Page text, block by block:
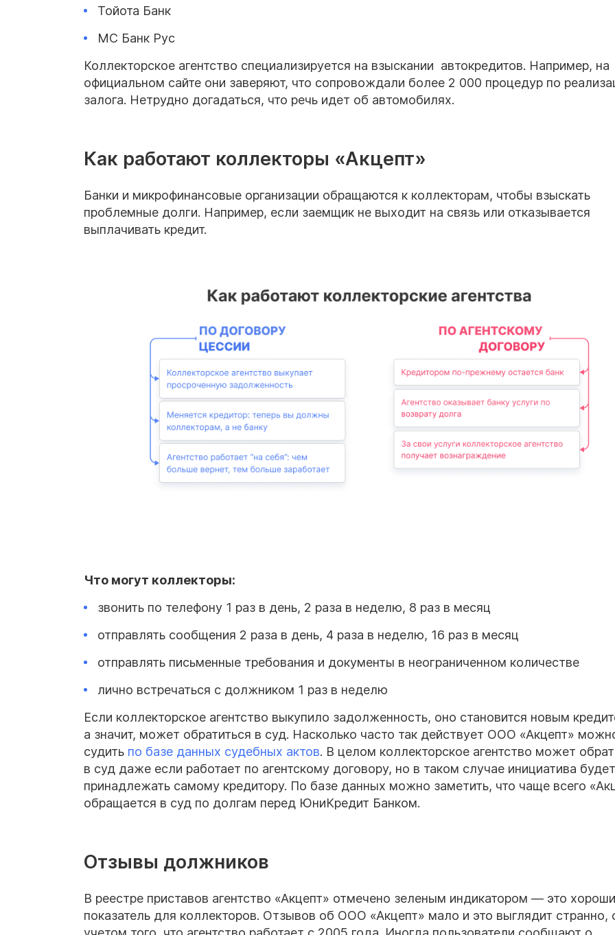
Тойота Банк
МС Банк Рус
Коллекторское агентство специализируется на взыскании автокредитов. Например, на
официальном сайте они заверяют, что сопровождали более 2 000 процедур по
залога. Нетрудно догадаться, что речь идет об автомобилях.
Как работают коллекторы «Акцепт»
Банки и микрофинансовые организации обращаются к коллекторам, чтобы взыскать
проблемные долги. Например, если заемщик не выходит на связь или отказывается
выплачивать кредит.
Что могут коллекторы:
звонить по телефону 1 раз в день, 2 раза в неделю, 8 раз в месяц
отправлять сообщения 2 раза в день, 4 раза в неделю, 16 раз в месяц
отправлять письменные требования и документы в неограниченном количестве
лично встречаться с должником 1 раз в неделю
Если коллекторское агентство выкупило задолженность, оно становится новым
а значит, может обратиться в суд. Насколько часто так действует ООО «Акцепт»
судить по базе данных судебных актов. В целом коллекторское агентство может
в суд даже если работает по агентскому договору, но в таком случае инициатива будет
принадлежать самому кредитору. По базе данных можно заметить, что чаще всего
обращается в суд по долгам перед ЮниКредит Банком.
Отзывы должников
В реестре приставов агентство «Акцепт» отмечено зеленым индикатором — это
показатель для коллекторов. Отзывов об ООО «Акцепт» мало и это выглядит странно,